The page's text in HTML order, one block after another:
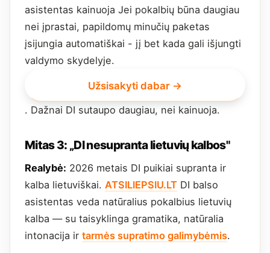
asistentas kainuoja Jei pokalbių būna daugiau
nei įprastai, papildomų minučių paketas
įsijungia automatiškai - jį bet kada gali išjungti
valdymo skydelyje.
Užsisakyti dabar →
. Dažnai DI sutaupo daugiau, nei kainuoja.
Mitas 3: „DI nesupranta lietuvių kalbos"
Realybė: 2026 metais DI puikiai supranta ir
kalba lietuviškai. ATSILIEPSIU.LT DI balso
asistentas veda natūralius pokalbius lietuvių
kalba — su taisyklinga gramatika, natūralia
intonacija ir tarmės supratimo galimybėmis.